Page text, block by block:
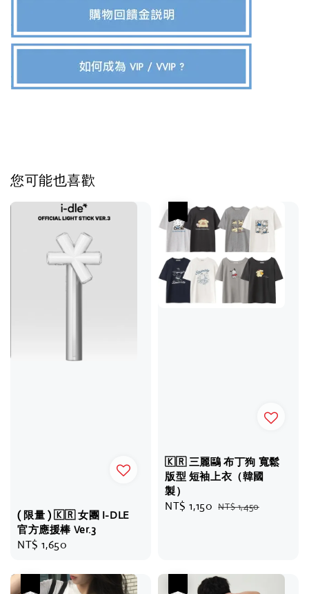
您可能也喜歡
( 限量 ) 🇰🇷 女團 I-DLE
官方應援棒 Ver.3
Regular
NT$ 1,650
🇰🇷 三麗鷗 布丁狗 寬鬆
版型 短袖上衣（韓國
製）
Sale
NT$ 1,150 Regular
NT$ 1,450